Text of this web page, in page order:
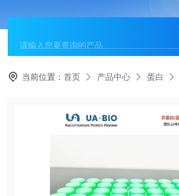
当前位置：首页 产品中心 蛋白